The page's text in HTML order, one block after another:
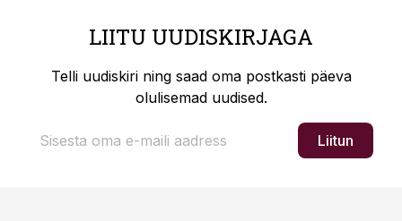
LIITU UUDISKIRJAGA
Telli uudiskiri ning saad oma postkasti päeva
olulisemad uudised.
Liitun